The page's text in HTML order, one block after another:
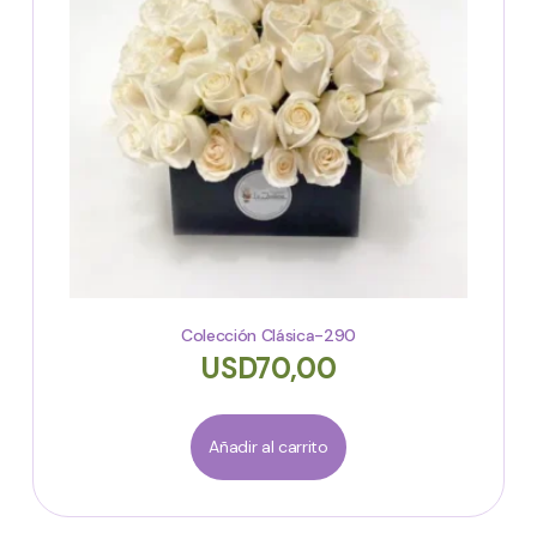
Colección Clásica-290
USD70,00
Añadir al carrito